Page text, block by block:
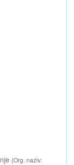
(Org. naziv: